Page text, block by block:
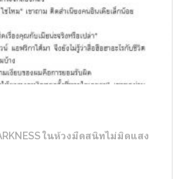
ในห้วงมืดสนิทไม่มิดแสง